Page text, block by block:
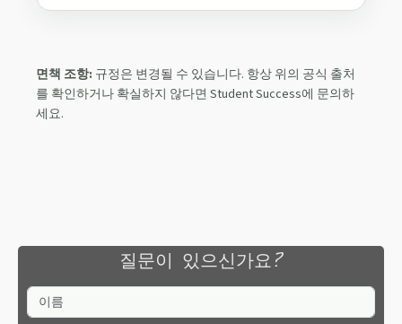
면책 조항: 규정은 변경될 수 있습니다. 항상 위의 공식 출처
를 확인하거나 확실하지 않다면 Student Success에 문의하
세요.
질문이 있으신가요?
이름